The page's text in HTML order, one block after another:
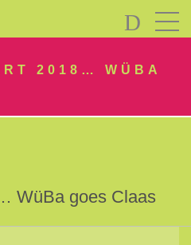
2018… WÜBA
WüBa goes Claas